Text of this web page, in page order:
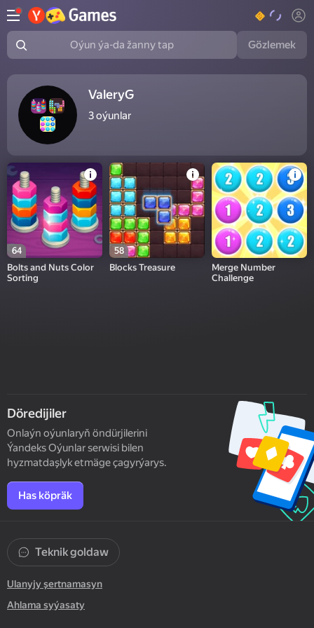
Oýun ýa-da žanny tap Gözlemek
ValeryG
3oýunlar
64
Bolts and Nuts Color
Sorting
58
Blocks Treasure
Merge Number
Challenge
Döredijiler
Onlaýn oýunlaryň öndürjilerini
Ýandeks Oýunlar serwisi bilen
hyzmatdaşlyk etmäge çagyrýarys.
Has köpräk
Ulanyjy şertnamasyn
Ahlama syýasaty
Teknik goldaw